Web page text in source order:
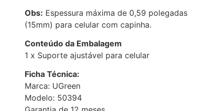
Obs: Espessura máxima de 0,59 polegadas
(15mm) para celular com capinha.
Conteúdo da Embalagem
1 x Suporte ajustável para celular
Ficha Técnica:
Marca: UGreen
Modelo: 50394